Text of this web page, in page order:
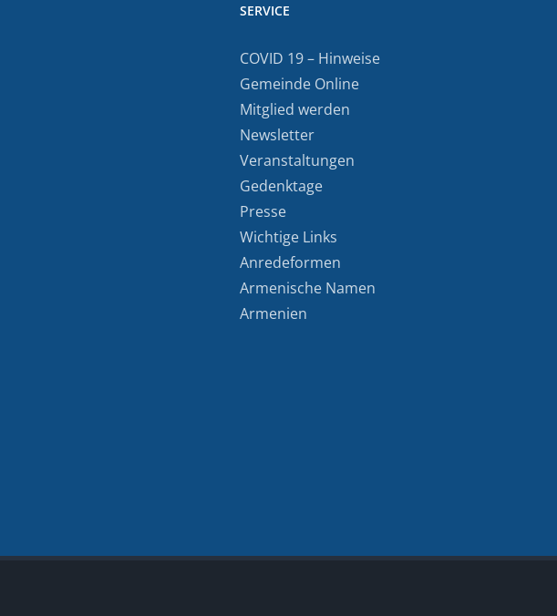
SERVICE
COVID 19 – Hinweise
Gemeinde Online
Mitglied werden
Newsletter
Veranstaltungen
Gedenktage
Presse
Wichtige Links
Anredeformen
Armenische Namen
Armenien